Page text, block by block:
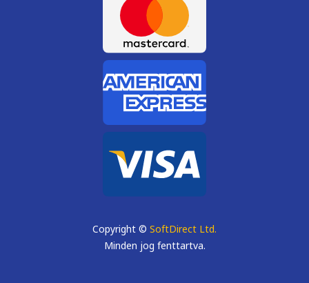
Copyright © SoftDirect Ltd.
Minden jog fenttartva.